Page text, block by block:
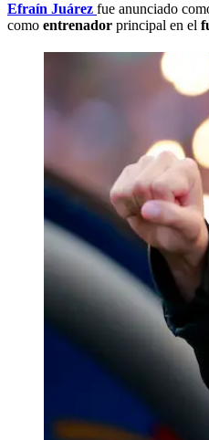
Efraín Juárez fue anunciado
como entrenador principal en el